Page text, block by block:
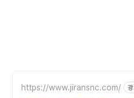
https://www.jiransnc.com/